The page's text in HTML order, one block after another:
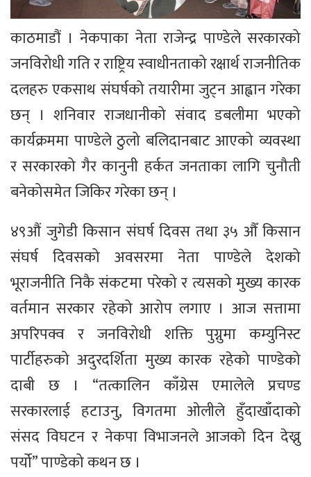
काठमाडौं । नेकपाका नेता राजेन्द्र पाण्डेले सरकारको
जनविरोधी गति र राष्ट्रिय स्वाधीनताको रक्षार्थ राजनीतिक
दलहरु एकसाथ संघर्षको तयारीमा जुट्न आह्वान गरेका
छन् । शनिवार राजधानीको संवाद डबलीमा भएको
कार्यक्रममा पाण्डेले ठुलो बलिदानबाट आएको व्यवस्था
र सरकारको गैर कानुनी हर्कत जनताका लागि चुनौती
बनेकोसमेत जिकिर गरेका छन् ।
४९औं जुगेडी किसान संघर्ष दिवस तथा ३५ औँ किसान
संघर्ष दिवसको अवसरमा नेता पाण्डेले देशको
भूराजनीति निकै संकटमा परेको र त्यसको मुख्य कारक
वर्तमान सरकार रहेको आरोप लगाए । आज सत्तामा
अपरिपक्व र जनविरोधी शक्ति पुग्नुमा कम्युनिस्ट
पार्टीहरुको अदुरदर्शिता मुख्य कारक रहेको पाण्डेको
दाबी छ । “तत्कालिन काँग्रेस एमालेले प्रचण्ड
सरकारलाई हटाउनु, विगतमा ओलीले हुँदाखाँदाको
संसद विघटन र नेकपा विभाजनले आजको दिन देख्नु
पर्यो” पाण्डेको कथन छ ।